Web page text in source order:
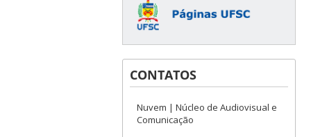
CONTATOS
Nuvem | Núcleo de Audiovisual e
Comunicação